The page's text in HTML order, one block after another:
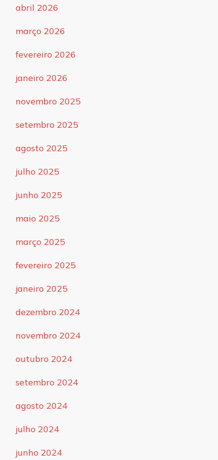
abril 2026
março 2026
fevereiro 2026
janeiro 2026
novembro 2025
setembro 2025
agosto 2025
julho 2025
junho 2025
maio 2025
março 2025
fevereiro 2025
janeiro 2025
dezembro 2024
novembro 2024
outubro 2024
setembro 2024
agosto 2024
julho 2024
junho 2024